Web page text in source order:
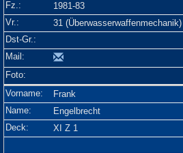
1981-83
31 (Überwasserwaffenmechanik)
Frank
Engelbrecht
XI Z 1